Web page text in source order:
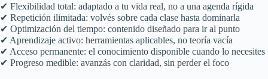
✔ Flexibilidad total: adaptado a tu vida real, no a una agenda rígida
✔ Repetición ilimitada: volvés sobre cada clase hasta dominarla
✔ Optimización del tiempo: contenido diseñado para ir al punto
✔ Aprendizaje activo: herramientas aplicables, no teoría vacía
✔ Acceso permanente: el conocimiento disponible cuando lo necesites
✔ Progreso medible: avanzás con claridad, sin perder el foco